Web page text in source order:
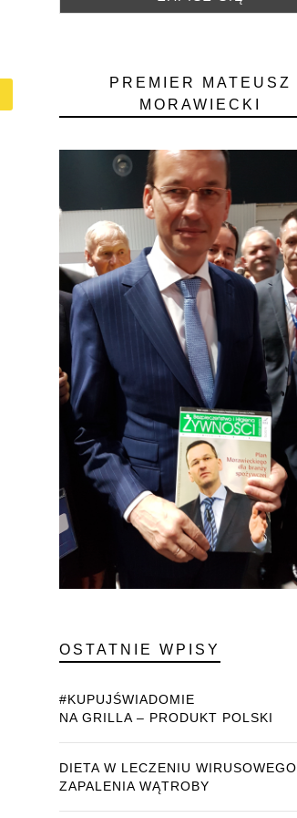
PREMIER MATEUSZ
MORAWIECKI
OSTATNIE WPISY
#KUPUJŚWIADOMIE
NA GRILLA – PRODUKT POLSKI
DIETA W LECZENIU WIRUSOWEGO
ZAPALENIA WĄTROBY